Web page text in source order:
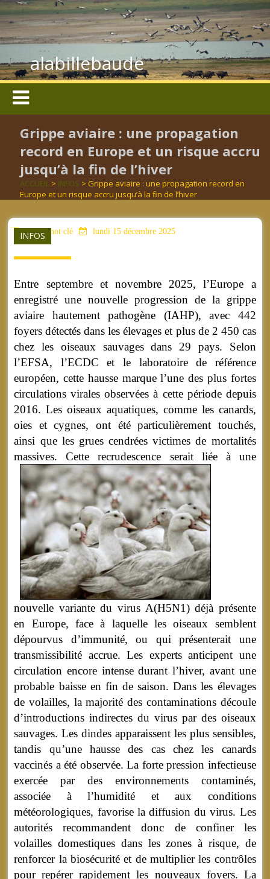
alabillebaude
Grippe aviaire : une propagation
record en Europe et un risque accru
jusqu’à la fin de l’hiver
ACCUEIL > INFOS > Grippe aviaire : une propagation record en
Europe et un risque accru jusqu’à la fin de l’hiver
INFOS
aucun mot clé lundi 15 décembre 2025
Entre septembre et novembre 2025, l’Europe a
enregistré une nouvelle progression de la grippe
aviaire hautement pathogène (IAHP), avec 442
foyers détectés dans les élevages et plus de 2 450 cas
chez les oiseaux sauvages dans 29 pays. Selon
l’EFSA, l’ECDC et le laboratoire de référence
européen, cette hausse marque l’une des plus fortes
circulations virales observées à cette période depuis
2016. Les oiseaux aquatiques, comme les canards,
oies et cygnes, ont été particulièrement touchés,
ainsi que les grues cendrées victimes de mortalités
massives.Cette recrudescence serait liée à une
nouvelle variante du virus A(H5N1) déjà présente
en Europe, face à laquelle les oiseaux semblent
dépourvus d’immunité, ou qui présenterait une
transmissibilité accrue. Les experts anticipent une
circulation encore intense durant l’hiver, avant une
probable baisse en fin de saison. Dans les élevages
de volailles, la majorité des contaminations découle
d’introductions indirectes du virus par des oiseaux
sauvages. Les dindes apparaissent les plus sensibles,
tandis qu’une hausse des cas chez les canards
vaccinés a été observée. La forte pression infectieuse
exercée par des environnements contaminés,
associée à l’humidité et aux conditions
météorologiques, favorise la diffusion du virus. Les
autorités recommandent donc de confiner les
volailles domestiques dans les zones à risque, de
renforcer la biosécurité et de multiplier les contrôles
pour repérer rapidement les nouveaux foyers. La